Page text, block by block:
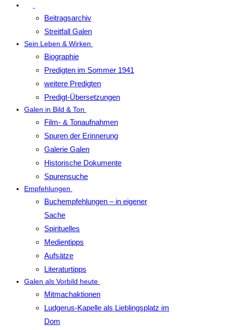
Beitragsarchiv
Streitfall Galen
Sein Leben & Wirken
Biographie
Predigten im Sommer 1941
weitere Predigten
Predigt-Übersetzungen
Galen in Bild & Ton
Film- & Tonaufnahmen
Spuren der Erinnerung
Galerie Galen
Historische Dokumente
Spurensuche
Empfehlungen
Buchempfehlungen – in eigener
Sache
Spirituelles
Medientipps
Aufsätze
Literaturtipps
Galen als Vorbild heute
Mitmachaktionen
Ludgerus-Kapelle als Lieblingsplatz im
Dom